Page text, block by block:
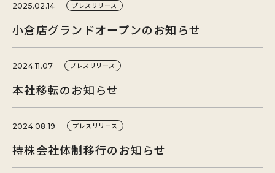
2025.02.14 プレスリリース
小倉店グランドオープンのお知らせ
2024.11.07 プレスリリース
本社移転のお知らせ
2024.08.19 プレスリリース
持株会社体制移行のお知らせ